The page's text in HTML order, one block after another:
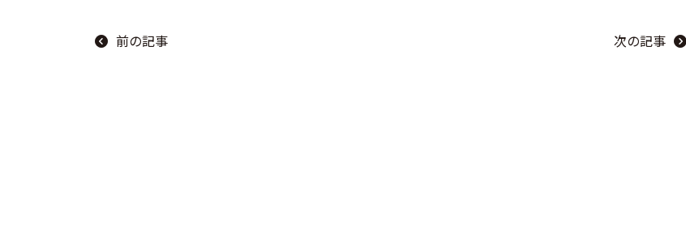
前の記事 次の記事